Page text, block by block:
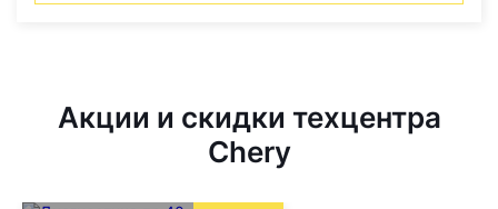
Акции и скидки техцентра
Chery